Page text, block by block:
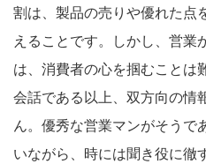
割は、製品の売りや優れた点
えることです。しかし、営
は、消費者の心を掴むことは
会話である以上、双方向の情
ん。優秀な営業マンがそうで
いながら、時には聞き役に徹